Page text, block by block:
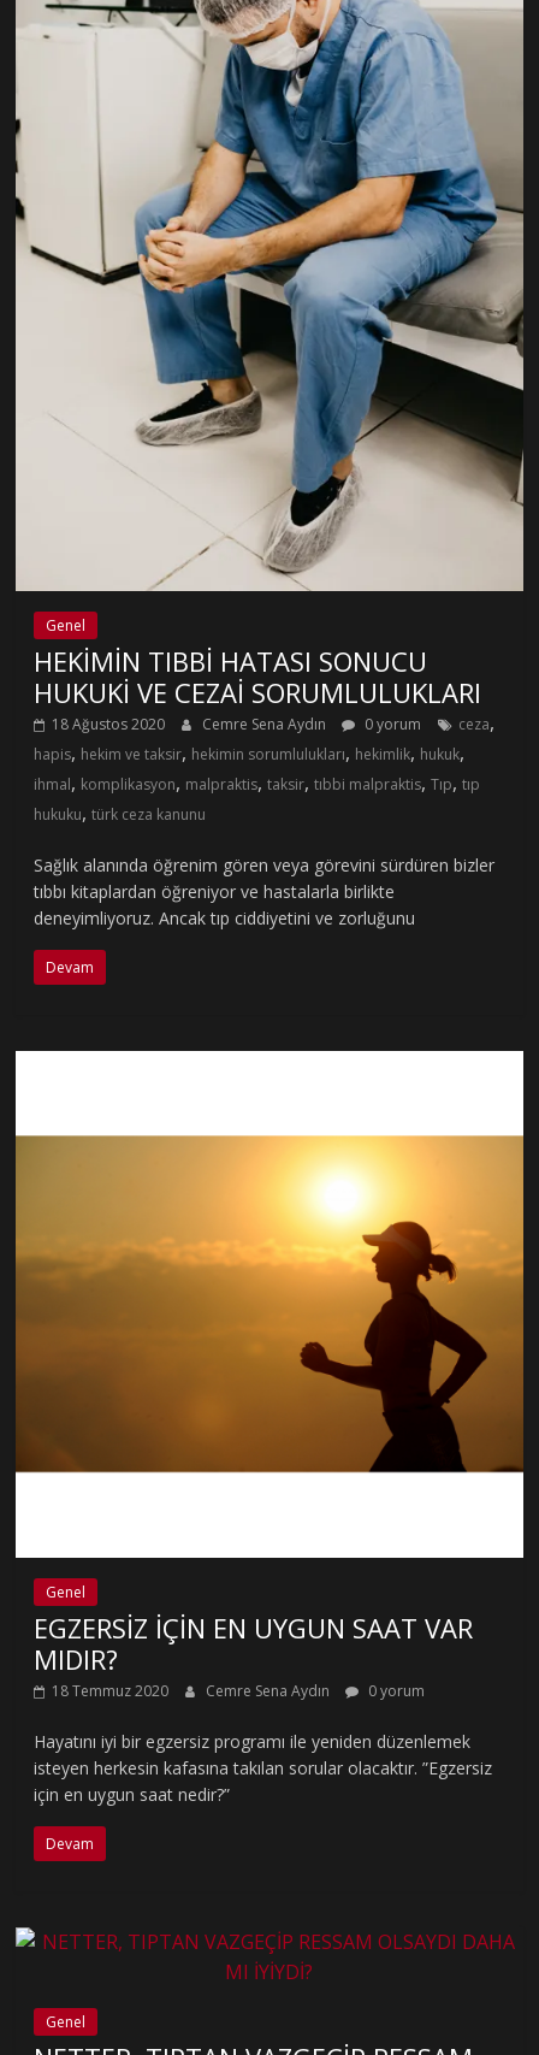
Genel
HEKİMİN TIBBİ HATASI SONUCU
HUKUKİ VE CEZAİ SORUMLULUKLARI
18 Ağustos 2020 Cemre Sena Aydın 0 yorum ceza,
hapis, hekim ve taksir, hekimin sorumlulukları, hekimlik, hukuk,
ihmal, komplikasyon, malpraktis,taksir,tıbbi malpraktis,Tıp,tıp
hukuku,türk ceza kanunu
Sağlık alanında öğrenim gören veya görevini sürdüren bizler
tıbbı kitaplardan öğreniyor ve hastalarla birlikte
deneyimliyoruz. Ancak tıp ciddiyetini ve zorluğunu
Devam
Genel
EGZERSİZ İÇİN EN UYGUN SAAT VAR
MIDIR?
18 Temmuz 2020 Cemre Sena Aydın 0 yorum
Hayatını iyi bir egzersiz programı ile yeniden düzenlemek
isteyen herkesin kafasına takılan sorular olacaktır. ”Egzersiz
için en uygun saat nedir?”
Devam
Genel